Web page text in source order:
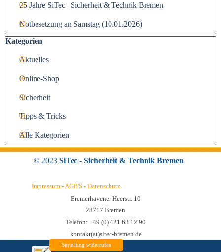
25 Jahre SiTec | Sicherheit & Technik Bremen
Notbesetzung an Samstag (10.01.2026)
Block überspringen Kategorien
Kategorien
Aktuelles
Online-Shop
Sicherheit
Tipps & Tricks
Alle Kategorien
© 2023 SiTec - Sicherheit & Technik Bremen
Impressum - AGB'S - Datenschutz
Bremerhavener Heerstr. 10
28717 Bremen
Telefon: +49 (0) 421 63 12 90
kontakt(at)sitec-bremen.de
Bestellung widerrufen